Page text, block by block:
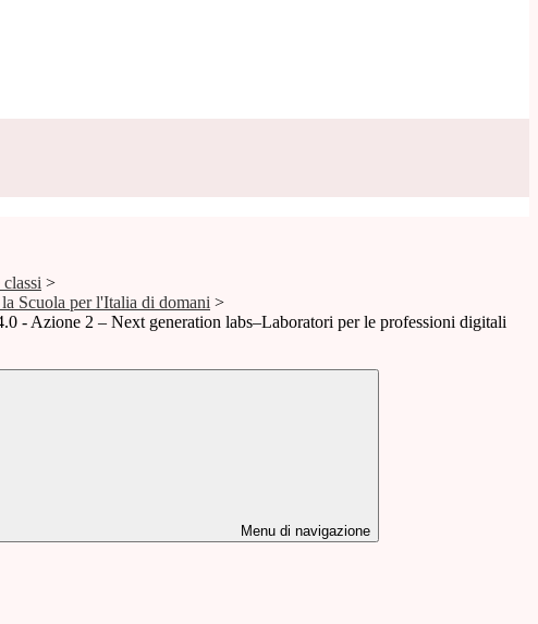
>
Scuola per l'Italia di domani >
- Azione 2 – Next generation labs–Laboratori per le professioni digitali
Menu di navigazione